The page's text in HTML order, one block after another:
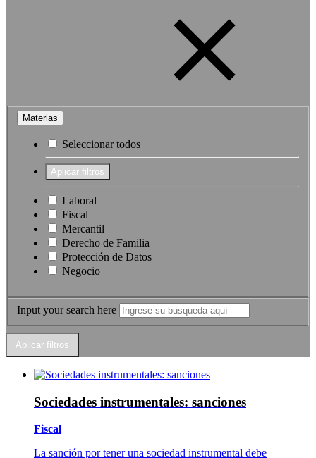
Materias
Seleccionar todos
Laboral
Fiscal
Mercantil
Derecho de Familia
Protección de Datos
Negocio
Input your search here
Sociedades instrumentales: sanciones
Fiscal
La sanción por tener una sociedad instrumental debe